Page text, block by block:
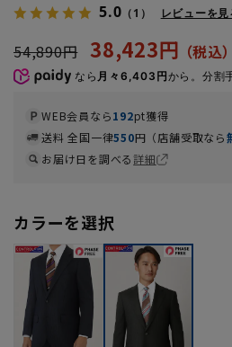
5.0 （1） レビューを見
54,890円 38,423円
なら 月々6,403円から。分割
WEB会員なら192pt獲得
送料 全国一律550円（店舗受取なら
お届け日を調べる詳細
カラーを選択